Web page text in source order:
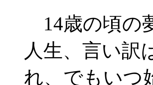
14歳の頃の
人生、言い訳
れ、でもいつ